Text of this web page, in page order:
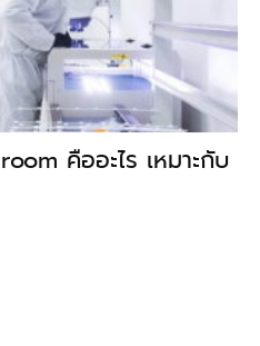
คืออะไร เหมาะกับ